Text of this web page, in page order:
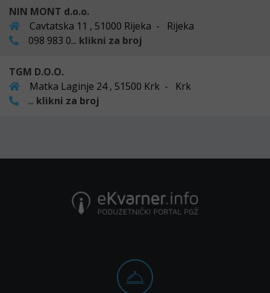
NIN MONT d.o.o.
Cavtatska 11 , 51000 Rijeka - Rijeka
098 983 0... klikni za broj
TGM D.O.O.
Matka Laginje 24 , 51500 Krk - Krk
... klikni za broj